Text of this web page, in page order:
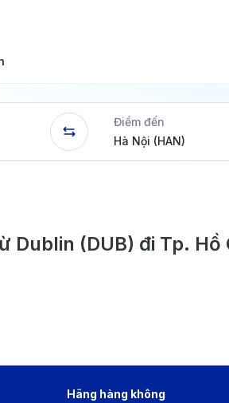
Điểm đến
Dublin (DUB) đi Tp. Hồ
Hãng hàng không